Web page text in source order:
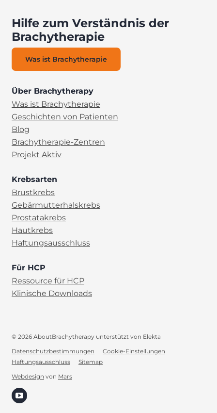
Search
DE
Hilfe zum Verständnis der
Brachytherapie
Was ist Brachytherapie
Über Brachytherapy
Was ist Brachytherapie
Geschichten von Patienten
Blog
Brachytherapie-Zentren
Projekt Aktiv
Krebsarten
Brustkrebs
Gebärmutterhalskrebs
Prostatakrebs
Hautkrebs
Haftungsausschluss
Für HCP
Ressource für HCP
Klinische Downloads
© 2026 AboutBrachytherapy unterstützt von Elekta
Datenschutzbestimmungen
Cookie-Einstellungen
Haftungsausschluss
Sitemap
Webdesign von Mars